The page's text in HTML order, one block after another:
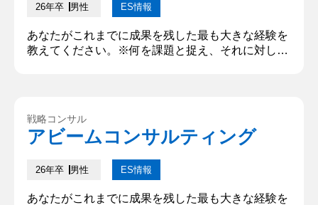
26年卒 男性 ES情報
あなたがこれまでに成果を残した最も大きな経験を
教えてください。※何を課題と捉え、それに対して
である。当時の課題として、◯◯（商品名）の売上
が低いことがあり、知名度向上の為にイベントを実
戦略コンサル
アビームコンサルティング
26年卒 男性 ES情報
あなたがこれまでに成果を残した最も大きな経験を